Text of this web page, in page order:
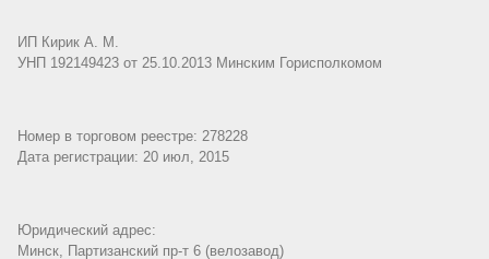
ИП Кирик А. М.
УНП 192149423 от 25.10.2013 Минским Горисполкомом
Номер в торговом реестре: 278228
Дата регистрации: 20 июл, 2015
Юридический адрес:
Минск, Партизанский пр-т 6 (велозавод)